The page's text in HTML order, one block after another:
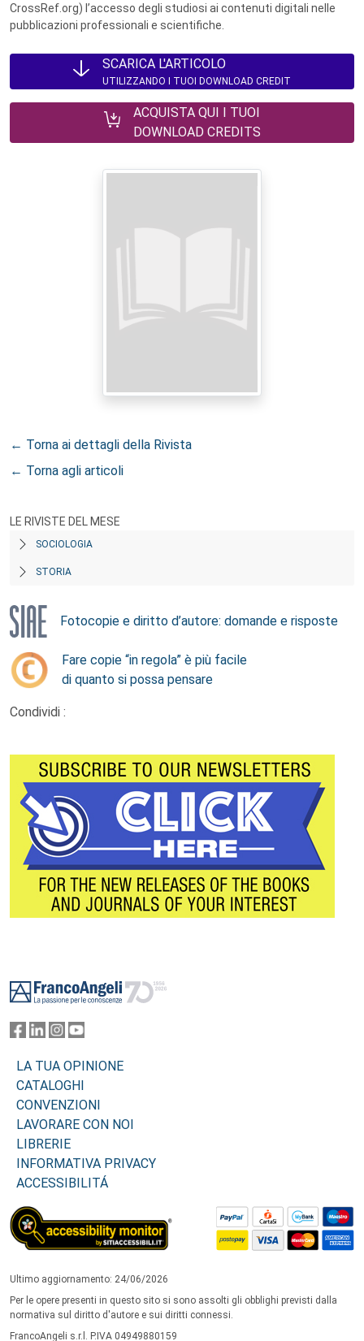
CrossRef.org) l’accesso degli studiosi ai contenuti digitali nelle
pubblicazioni professionali e scientifiche.
SCARICA L'ARTICOLO
UTILIZZANDO I TUOI DOWNLOAD CREDIT
ACQUISTA QUI I TUOI
DOWNLOAD CREDITS
← Torna ai dettagli della Rivista
← Torna agli articoli
LE RIVISTE DEL MESE
SOCIOLOGIA
STORIA
Fotocopie e diritto d’autore: domande e risposte
Fare copie “in regola” è più facile
di quanto si possa pensare
Condividi :
LA TUA OPINIONE
CATALOGHI
CONVENZIONI
LAVORARE CON NOI
LIBRERIE
INFORMATIVA PRIVACY
ACCESSIBILITÁ
Ultimo aggiornamento: 24/06/2026
Per le opere presenti in questo sito si sono assolti gli obblighi previsti dalla
normativa sul diritto d'autore e sui diritti connessi.
FrancoAngeli s.r.l. P.IVA 04949880159